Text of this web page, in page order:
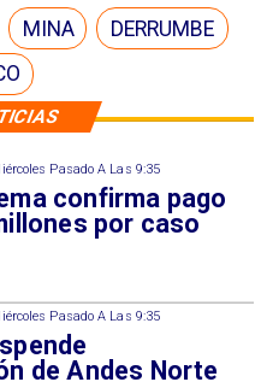
Pasado A Las 9:35
confirma pago
por caso
Pasado A Las 9:35
de Andes Norte
MINA
DERRUMBE